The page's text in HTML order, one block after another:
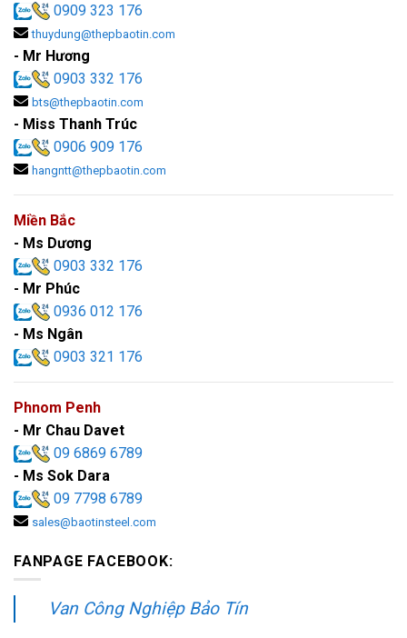
0909 323 176
thuydung@thepbaotin.com
- Mr Hương
0903 332 176
bts@thepbaotin.com
- Miss Thanh Trúc
0906 909 176
hangntt@thepbaotin.com
Miền Bắc
- Ms Dương
0903 332 176
- Mr Phúc
0936 012 176
- Ms Ngân
0903 321 176
Phnom Penh
- Mr Chau Davet
09 6869 6789
- Ms Sok Dara
09 7798 6789
sales@baotinsteel.com
FANPAGE FACEBOOK:
Van Công Nghiệp Bảo Tín